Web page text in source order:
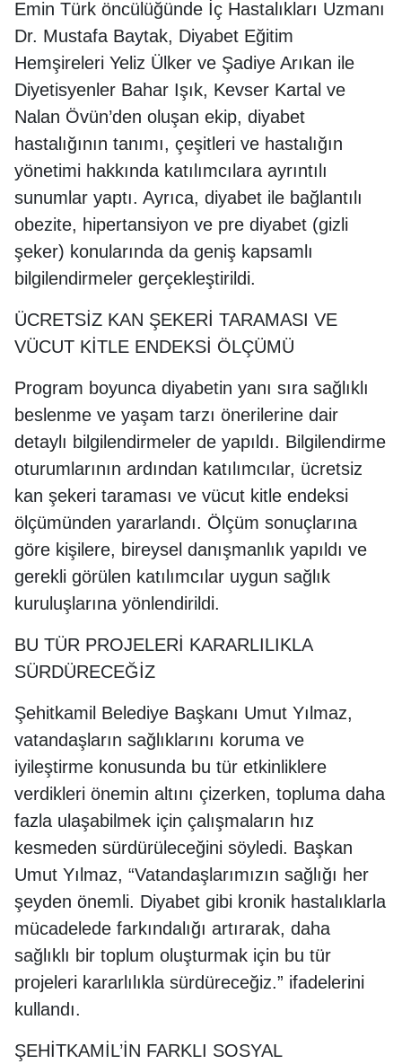
Emin Türk öncülüğünde İç Hastalıkları Uzmanı
Dr. Mustafa Baytak, Diyabet Eğitim
Hemşireleri Yeliz Ülker ve Şadiye Arıkan ile
Diyetisyenler Bahar Işık, Kevser Kartal ve
Nalan Övün’den oluşan ekip, diyabet
hastalığının tanımı, çeşitleri ve hastalığın
yönetimi hakkında katılımcılara ayrıntılı
sunumlar yaptı. Ayrıca, diyabet ile bağlantılı
obezite, hipertansiyon ve pre diyabet (gizli
şeker) konularında da geniş kapsamlı
bilgilendirmeler gerçekleştirildi.
ÜCRETSİZ KAN ŞEKERİ TARAMASI VE
VÜCUT KİTLE ENDEKSİ ÖLÇÜMÜ
Program boyunca diyabetin yanı sıra sağlıklı
beslenme ve yaşam tarzı önerilerine dair
detaylı bilgilendirmeler de yapıldı. Bilgilendirme
oturumlarının ardından katılımcılar, ücretsiz
kan şekeri taraması ve vücut kitle endeksi
ölçümünden yararlandı. Ölçüm sonuçlarına
göre kişilere, bireysel danışmanlık yapıldı ve
gerekli görülen katılımcılar uygun sağlık
kuruluşlarına yönlendirildi.
BU TÜR PROJELERİ KARARLILIKLA
SÜRDÜRECEĞİZ
Şehitkamil Belediye Başkanı Umut Yılmaz,
vatandaşların sağlıklarını koruma ve
iyileştirme konusunda bu tür etkinliklere
verdikleri önemin altını çizerken, topluma daha
fazla ulaşabilmek için çalışmaların hız
kesmeden sürdürüleceğini söyledi. Başkan
Umut Yılmaz, “Vatandaşlarımızın sağlığı her
şeyden önemli. Diyabet gibi kronik hastalıklarla
mücadelede farkındalığı artırarak, daha
sağlıklı bir toplum oluşturmak için bu tür
projeleri kararlılıkla sürdüreceğiz.” ifadelerini
kullandı.
ŞEHİTKAMİL’İN FARKLI SOSYAL